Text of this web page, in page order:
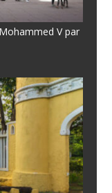
V par